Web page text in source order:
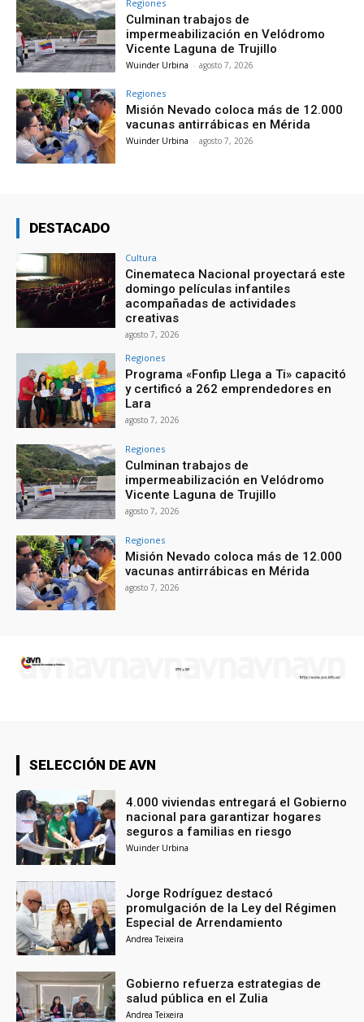
Regiones
Culminan trabajos de
impermeabilización en Velódromo
Vicente Laguna de Trujillo
Wuinder Urbina - agosto 7, 2026
Regiones
Misión Nevado coloca más de 12.000
vacunas antirrábicas en Mérida
Wuinder Urbina - agosto 7, 2026
DESTACADO
Cultura
Cinemateca Nacional proyectará este
domingo películas infantiles
acompañadas de actividades
creativas
agosto 7, 2026
Regiones
Programa «Fonfip Llega a Ti» capacitó
y certificó a 262 emprendedores en
Lara
agosto 7, 2026
Regiones
Culminan trabajos de
impermeabilización en Velódromo
Vicente Laguna de Trujillo
agosto 7, 2026
Regiones
Misión Nevado coloca más de 12.000
vacunas antirrábicas en Mérida
agosto 7, 2026
SELECCIÓN DE AVN
4.000 viviendas entregará el Gobierno
nacional para garantizar hogares
seguros a familias en riesgo
Wuinder Urbina
Jorge Rodríguez destacó
promulgación de la Ley del Régimen
Especial de Arrendamiento
Andrea Teixeira
Gobierno refuerza estrategias de
salud pública en el Zulia
Andrea Teixeira